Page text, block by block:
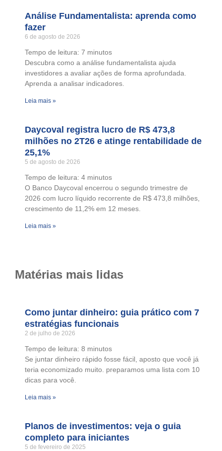
Análise Fundamentalista: aprenda como
fazer
6 de agosto de 2026
Tempo de leitura: 7 minutos
Descubra como a análise fundamentalista ajuda
investidores a avaliar ações de forma aprofundada.
Aprenda a analisar indicadores.
Leia mais »
Daycoval registra lucro de R$ 473,8
milhões no 2T26 e atinge rentabilidade de
25,1%
5 de agosto de 2026
Tempo de leitura: 4 minutos
O Banco Daycoval encerrou o segundo trimestre de
2026 com lucro líquido recorrente de R$ 473,8 milhões,
crescimento de 11,2% em 12 meses.
Leia mais »
Matérias mais lidas
Como juntar dinheiro: guia prático com 7
estratégias funcionais
2 de julho de 2026
Tempo de leitura: 8 minutos
Se juntar dinheiro rápido fosse fácil, aposto que você já
teria economizado muito. preparamos uma lista com 10
dicas para você.
Leia mais »
Planos de investimentos: veja o guia
completo para iniciantes
5 de fevereiro de 2025